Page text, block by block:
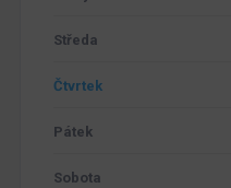
Středa
Čtvrtek
Pátek
Sobota